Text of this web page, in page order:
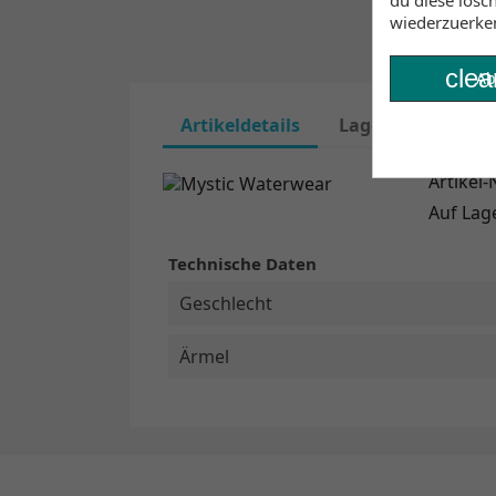
Artikeldetails Lagerbestand
Artikel-
Auf
Technische Daten
Geschlecht
Ärmel